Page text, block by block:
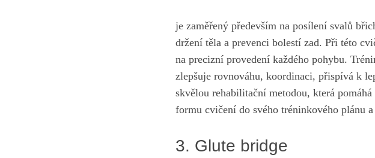
je zaměřený především na posílení ⁤svalů
⁣držení těla a prevenci bolestí zad. Při této
na precizní provedení každého pohybu.
zlepšuje rovnováhu, koordinaci, přispívá k
skvělou rehabilitační metodou, která
formu cvičení do svého tréninkového plánu
3. Glute bridge